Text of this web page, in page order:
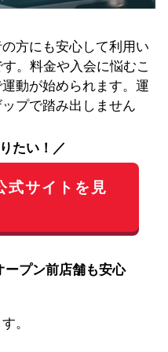
方にも安心して利用い
。料金や入会に悩むこ
動が始められます。運
プで踏み出しません
たい！／
式サイトを見
ープン前店舗も安心
。